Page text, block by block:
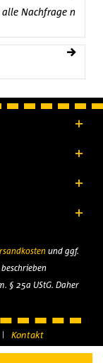
alle Nachfrage n
und ggf.
§ 25a UStG. Daher
Kontakt